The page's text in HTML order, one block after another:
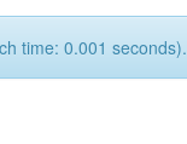
time: 0.001 seconds).